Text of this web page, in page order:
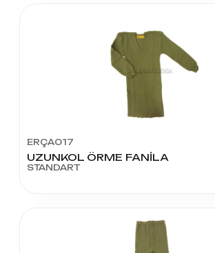
ERÇA017
UZUNKOL ÖRME FANİLA
STANDART